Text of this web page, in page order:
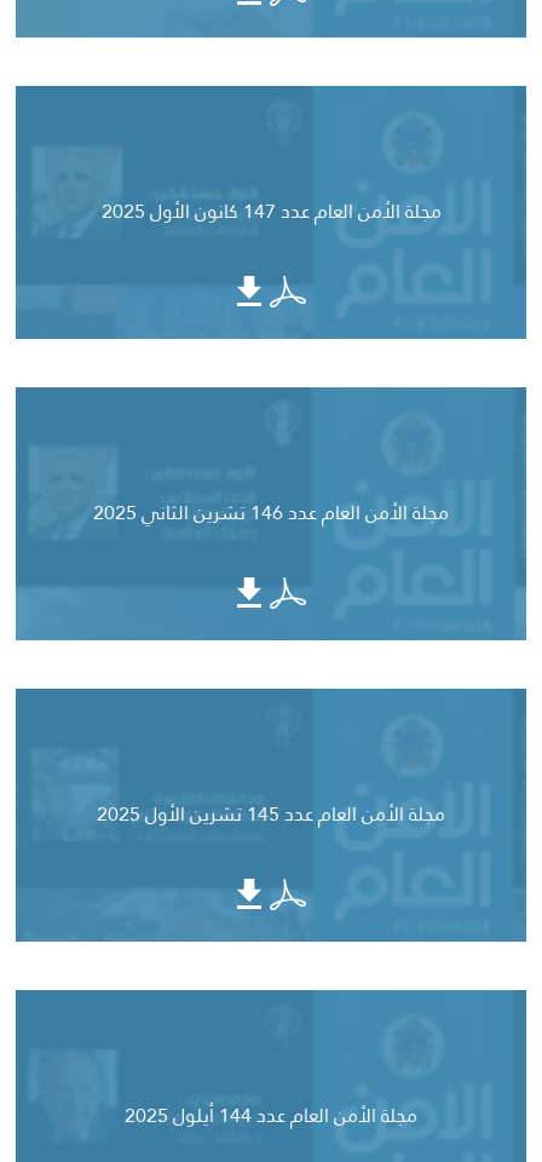
مجلة الأمن العام عدد 147 كانون الأول 2025
مجلة الأمن العام عدد 146 تشرين الثاني 2025
مجلة الأمن العام عدد 145 تشرين الأول 2025
مجلة الأمن العام عدد 144 أيلول 2025